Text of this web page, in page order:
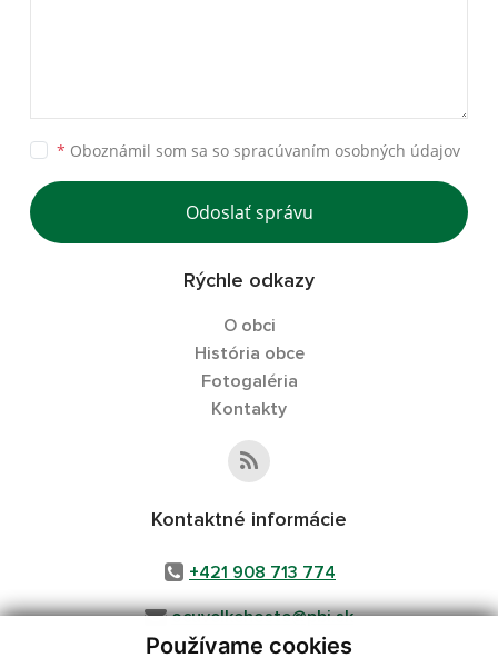
Používame cookies
* Oboznámil som sa so spracúvaním osobných údajov
Odoslať správu
Rýchle odkazy
O obci
História obce
Fotogaléria
Kontakty
Kontaktné informácie
+421 908 713 774
ocuvelkehoste@pbi.sk